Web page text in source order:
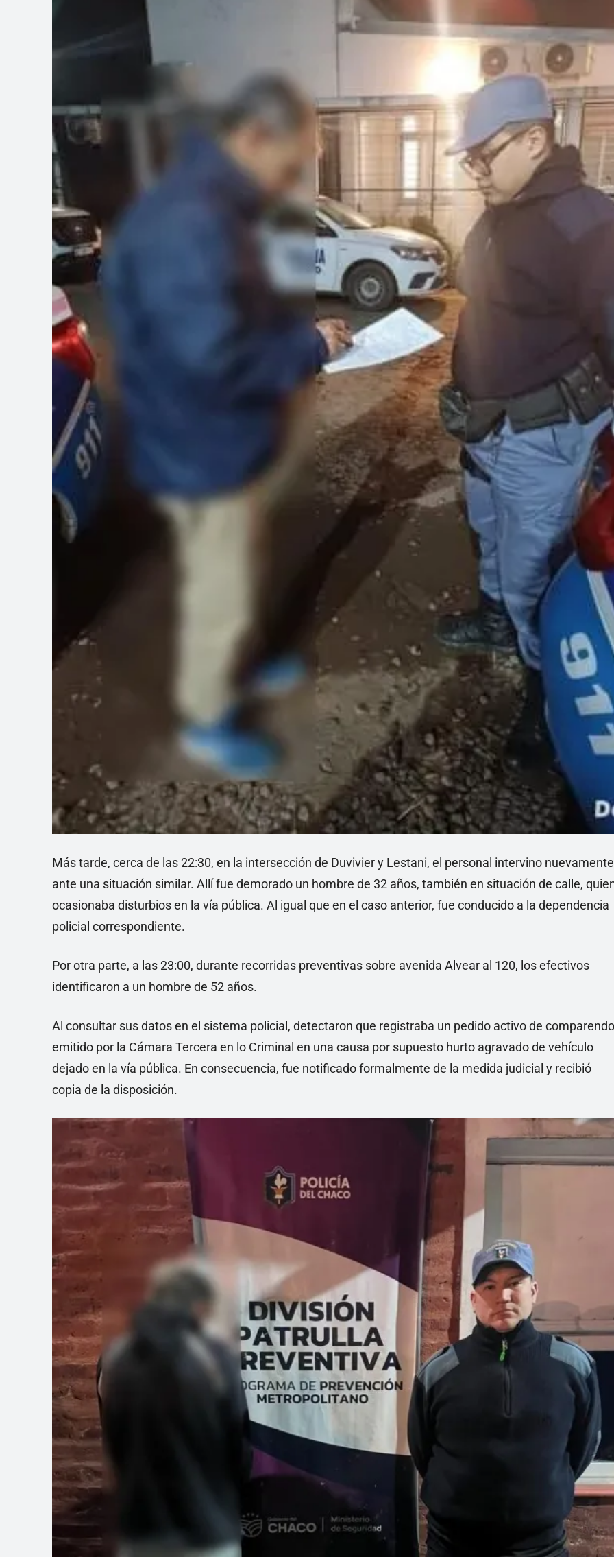
Más tarde, cerca de las 22:30, en la intersección de Duvivier y Lestani, el personal intervino nuevamente
ante una situación similar. Allí fue demorado un hombre de 32 años, también en situación de calle,
ocasionaba disturbios en la vía pública. Al igual que en el caso anterior, fue conducido a la dependencia
policial correspondiente.
Por otra parte, a las 23:00, durante recorridas preventivas sobre avenida Alvear al 120, los efectivos
identificaron a un hombre de 52 años.
Al consultar sus datos en el sistema policial, detectaron que registraba un pedido activo de comparendo
emitido por la Cámara Tercera en lo Criminal en una causa por supuesto hurto agravado de vehículo
dejado en la vía pública. En consecuencia, fue notificado formalmente de la medida judicial y recibió
copia de la disposición.